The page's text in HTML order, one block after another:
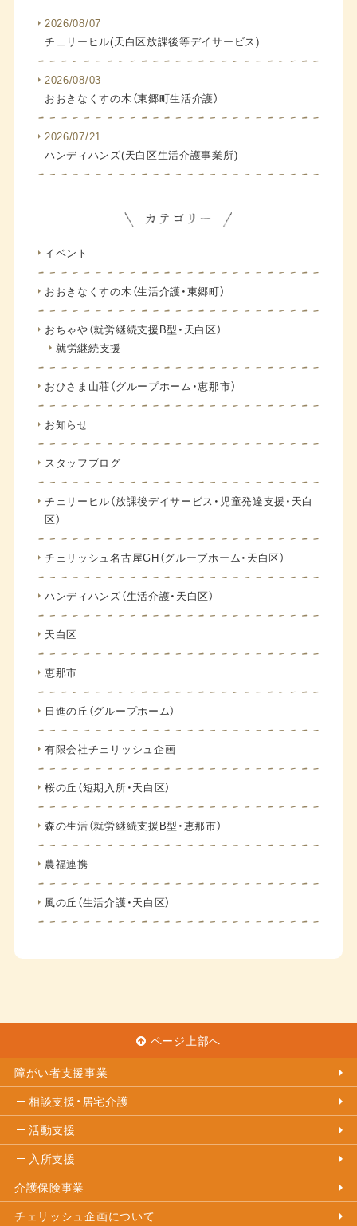
2026/08/07
チェリーヒル(天白区放課後等デイサービス)
2026/08/03
おおきなくすの木（東郷町生活介護）
2026/07/21
ハンディハンズ(天白区生活介護事業所)
イベント
おおきなくすの木（生活介護・東郷町）
おちゃや（就労継続支援B型・天白区）
就労継続支援
おひさま山荘（グループホーム・恵那市）
お知らせ
スタッフブログ
チェリーヒル（放課後デイサービス・児童発達支援・天白
区）
チェリッシュ名古屋GH（グループホーム・天白区）
ハンディハンズ（生活介護・天白区）
天白区
恵那市
日進の丘（グループホーム）
有限会社チェリッシュ企画
桜の丘（短期入所・天白区）
森の生活（就労継続支援B型・恵那市）
農福連携
風の丘（生活介護・天白区）
ページ上部へ
障がい者支援事業
相談支援・居宅介護
活動支援
入所支援
介護保険事業
チェリッシュ企画について